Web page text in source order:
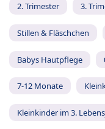
2. Trimester 3.
Stillen & Fläschchen
Babys Hautpflege
7-12 Monate
Kleinkinder im 3.